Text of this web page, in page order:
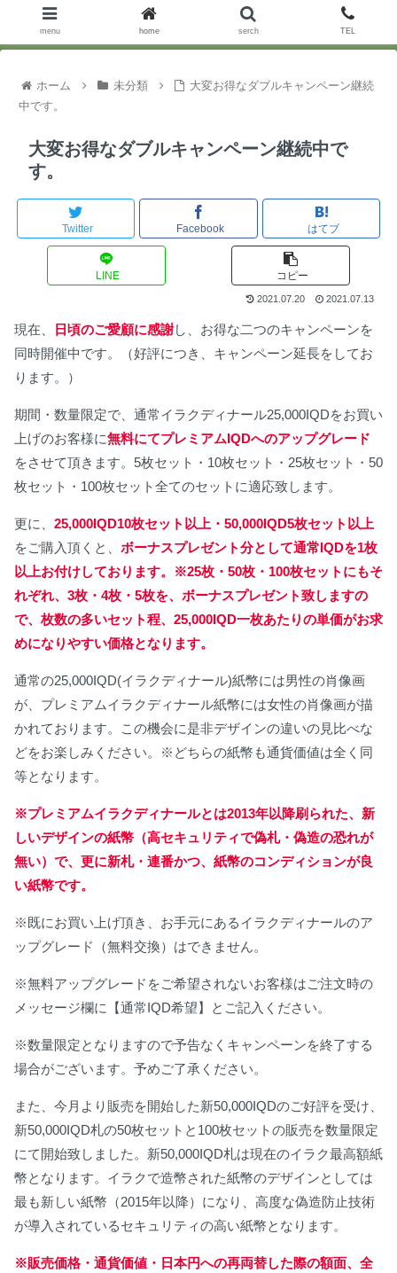
ホーム 未分類
大変お得なダブルキャンペーン継続
中です。
大変お得なダブルキャンペーン継続中で
す。
Twitter Facebook はてブ
LINE コピー
2021.07.20 2021.07.13
現在、 日頃のご愛顧に感謝し、お得な二つのキャンペーンを
同時開催中です。（好評につき、キャンペーン延長をしてお
ります。）
期間・数量限定で、通常イラクディナール25,000IQDをお買い
上げのお客様に無料にてプレミアムIQDへのアップグレード
をさせて頂きます。5枚セット・10枚セット・25枚セット・50
枚セット・100枚セット全てのセットに適応致します。
更に、 25,000IQD10枚セット以上・50,000IQD5枚セット以上
をご購入頂くと、 ボーナスプレゼント分として通常IQDを1枚
以上お付けしております。※25枚・50枚・100枚セットにもそ
れぞれ、3枚・4枚・5枚を、ボーナスプレゼント致しますの
で、枚数の多いセット程、25,000IQD一枚あたりの単価がお求
めになりやすい価格となります。
通常の25,000IQD(イラクディナール)紙幣には男性の肖像画
が、プレミアムイラクディナール紙幣には女性の肖像画が描
かれております。この機会に是非デザインの違いの見比べな
どをお楽しみください。※どちらの紙幣も通貨価値は全く同
等となります。
※プレミアムイラクディナールとは2013年以降刷られた、新
しいデザインの紙幣（高セキュリティで偽札・偽造の恐れが
無い）で、更に新札・連番かつ、紙幣のコンディションが良
い紙幣です。
※既にお買い上げ頂き、お手元にあるイラクディナールのア
ップグレード（無料交換）はできません。
※無料アップグレードをご希望されないお客様はご注文時の
メッセージ欄に【通常IQD希望】とご記入ください。
※数量限定となりますので予告なくキャンペーンを終了する
場合がございます。予めご了承ください。
また、今月より販売を開始した新50,000IQDのご好評を受け、
新50,000IQD札の50枚セットと100枚セットの販売を数量限定
にて開始致しました。新50,000IQD札は現在のイラク最高額紙
幣となります。イラクで造幣された紙幣のデザインとしては
最も新しい紙幣（2015年以降）になり、高度な偽造防止技術
が導入されているセキュリティの高い紙幣となります。
※販売価格・通貨価値・日本円への再両替した際の額面、全
menu home serch TEL